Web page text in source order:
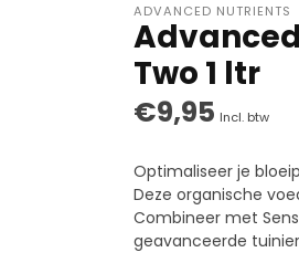
ADVANCED NUTRIENTS
Two 1 ltr
€9,95 Incl. btw
Optimaliseer je
Deze organische
Combineer met
geavanceerde